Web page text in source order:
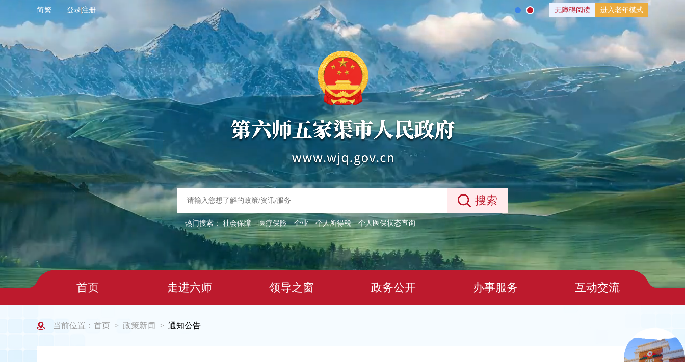
简繁 登录注册 无障碍阅读 进入老年模式
搜索
热门搜索： 社会保障 医疗保险 企业 个人所得税 个人医保状态查询
首页 走进六师 领导之窗 政务公开 办事服务 互动交流
当前位置： 首页 > 政策新闻 > 通知公告